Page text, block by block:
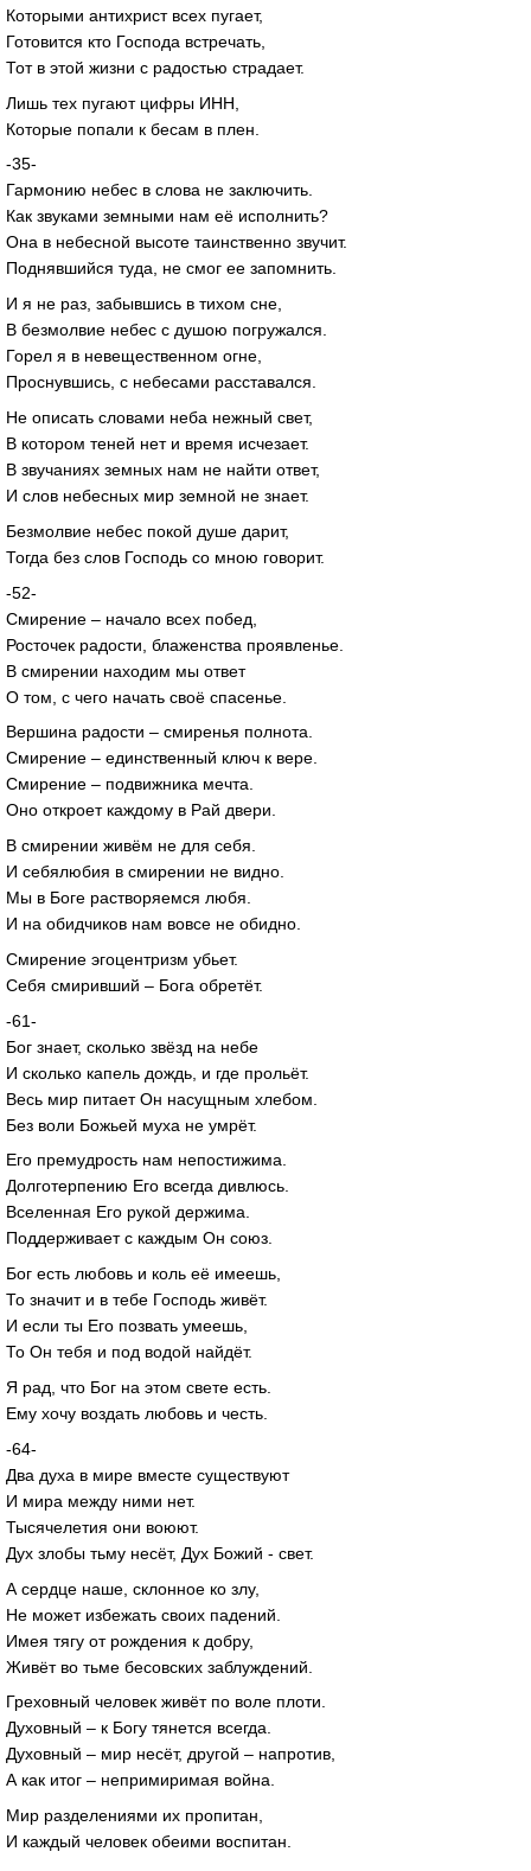
Которыми антихрист всех пугает,
Готовится кто Господа встречать,
Тот в этой жизни с радостью страдает.
Лишь тех пугают цифры ИНН,
Которые попали к бесам в плен.
-35-
Гармонию небес в слова не заключить.
Как звуками земными нам её исполнить?
Она в небесной высоте таинственно звучит.
Поднявшийся туда, не смог ее запомнить.
И я не раз, забывшись в тихом сне,
В безмолвие небес с душою погружался.
Горел я в невещественном огне,
Проснувшись, с небесами расставался.
Не описать словами неба нежный свет,
В котором теней нет и время исчезает.
В звучаниях земных нам не найти ответ,
И слов небесных мир земной не знает.
Безмолвие небес покой душе дарит,
Тогда без слов Господь со мною говорит.
-52-
Смирение – начало всех побед,
Росточек радости, блаженства проявленье.
В смирении находим мы ответ
О том, с чего начать своё спасенье.
Вершина радости – смиренья полнота.
Смирение – единственный ключ к вере.
Смирение – подвижника мечта.
Оно откроет каждому в Рай двери.
В смирении живём не для себя.
И себялюбия в смирении не видно.
Мы в Боге растворяемся любя.
И на обидчиков нам вовсе не обидно.
Смирение эгоцентризм убьет.
Себя смиривший – Бога обретёт.
-61-
Бог знает, сколько звёзд на небе
И сколько капель дождь, и где прольёт.
Весь мир питает Он насущным хлебом.
Без воли Божьей муха не умрёт.
Его премудрость нам непостижима.
Долготерпению Его всегда дивлюсь.
Вселенная Его рукой держима.
Поддерживает с каждым Он союз.
Бог есть любовь и коль её имеешь,
То значит и в тебе Господь живёт.
И если ты Его позвать умеешь,
То Он тебя и под водой найдёт.
Я рад, что Бог на этом свете есть.
Ему хочу воздать любовь и честь.
-64-
Два духа в мире вместе существуют
И мира между ними нет.
Тысячелетия они воюют.
Дух злобы тьму несёт, Дух Божий - свет.
А сердце наше, склонное ко злу,
Не может избежать своих падений.
Имея тягу от рождения к добру,
Живёт во тьме бесовских заблуждений.
Греховный человек живёт по воле плоти.
Духовный – к Богу тянется всегда.
Духовный – мир несёт, другой – напротив,
А как итог – непримиримая война.
Мир разделениями их пропитан,
И каждый человек обеими воспитан.